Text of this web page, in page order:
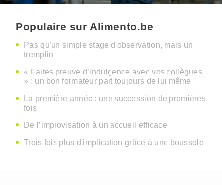
Populaire sur Alimento.be
Pas qu'un simple stage d'observation, mais un
tremplin
« Faites preuve d’indulgence avec vos collègues
» : un bon formateur part toujours de lui même
La première année : une succession de premières
fois
De l’improvisation à un accueil efficace
Trois fois plus d'implication grâce à une boussole